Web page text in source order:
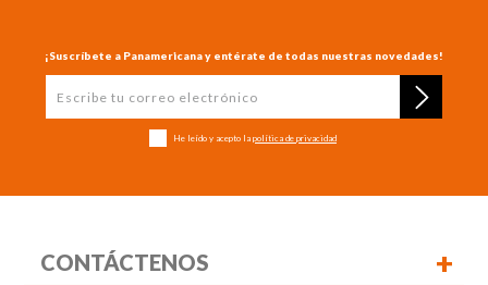
¡Suscríbete a Panamericana y entérate de todas nuestras novedades!
He leído y acepto la política de privacidad
CONTÁCTENOS +